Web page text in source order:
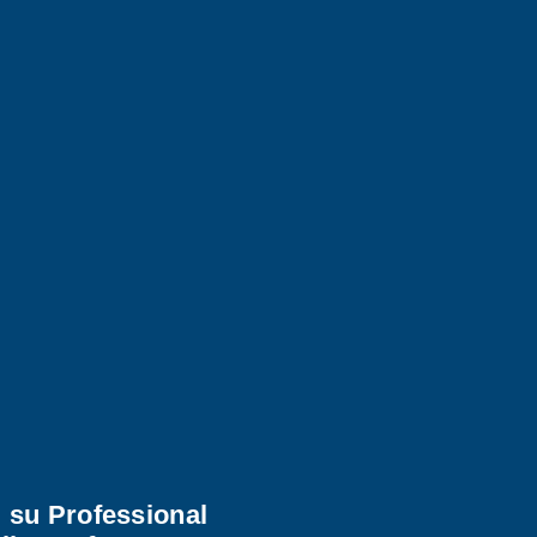
su Professional